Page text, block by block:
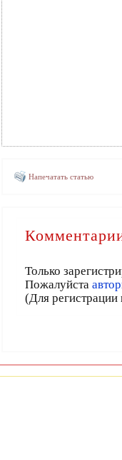
Напечатать статью
Только
Пожалуйста
(Для